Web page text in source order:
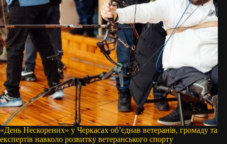
«День Нескорених» у Черкасах об’єднав ветеранів, громаду та
експертів навколо розвитку ветеранського спорту